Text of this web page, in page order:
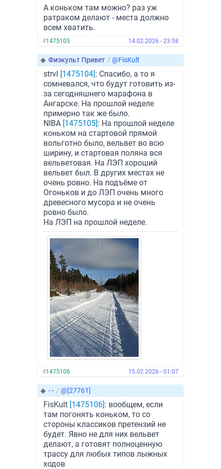
А коньком там можно? раз уж
ратраком делают - места должно
всем хватить.
#1475105 14.02.2026 - 23:58
◆ Физкульт Привет / @FisKult
strvl [1475104]: Спасибо, а то я
сомневался, что будут готовить из-
за сегодняшнего марафона в
Ангарске. На прошлой неделе
примерно так же было.
NIBA [1475105]: На прошлой неделе
коньком на стартовой прямой
вольготно было, вельвет во всю
ширину, и стартовая поляна вся
вельветовая. На ЛЭП хороший
вельвет был. В других местах не
очень ровно. На подъёме от
Огоньков и до ЛЭП очень много
древесного мусора и не очень
ровно было.
На ЛЭП на прошлой неделе.
#1475106 15.02.2026 - 01:07
◆ - - / @[27761]
FisKult [1475106]: вообщем, если
там погонять коньком, то со
стороны классиков претензий не
будет. Явно не для них вельвет
делают, а готовят полноценную
трассу для любых типов лыжных
ходов